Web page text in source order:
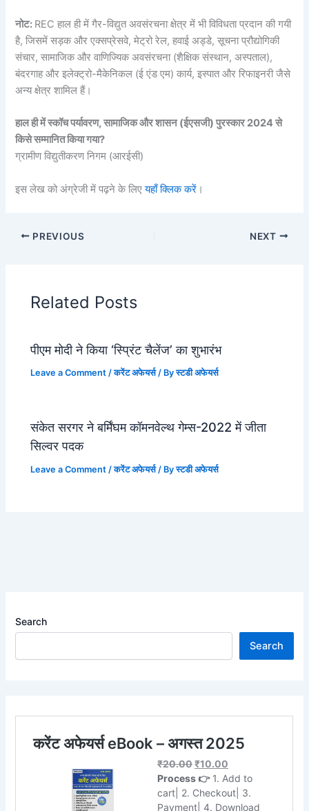
नोट: REC हाल ही में गैर-विद्युत अवसंरचना क्षेत्र में भी विविधता प्रदान की गयी
है, जिसमें सड़क और एक्सप्रेसवे, मेट्रो रेल, हवाई अड्डे, सूचना प्रौद्योगिकी
संचार, सामाजिक और वाणिज्यिक अवसंरचना (शैक्षिक संस्थान, अस्पताल),
बंदरगाह और इलेक्ट्रो-मैकेनिकल (ई एंड एम) कार्य, इस्पात और रिफाइनरी जैसे
अन्य क्षेत्र शामिल हैं।
हाल ही में स्कॉच पर्यावरण, सामाजिक और शासन (ईएसजी) पुरस्कार 2024 से
किसे सम्मानित किया गया?
ग्रामीण विद्युतीकरण निगम (आरईसी)
इस लेख को अंग्रेजी में पढ़ने के लिएयहाँ क्लिक करें ।
PREVIOUS NEXT
Related Posts
पीएम मोदी ने किया ‘स्प्रिंट चैलेंज’ का शुभारंभ
Leave a Comment /करेंट अफेयर्स/ Byस्टडी अफेयर्स
संकेत सरगर ने बर्मिंघम कॉमनवेल्थ गेम्स-2022 में जीता
सिल्वर पदक
Leave a Comment /करेंट अफेयर्स/ Byस्टडी अफेयर्स
Search
Search